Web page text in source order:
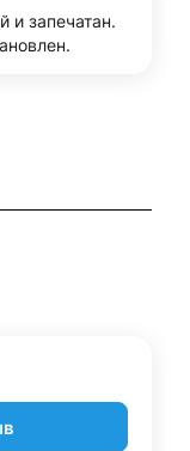
и запечатан.